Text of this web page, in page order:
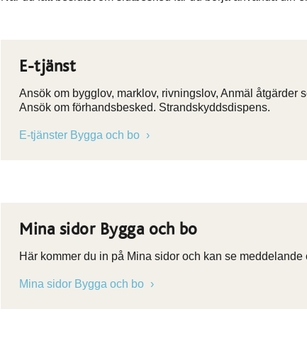
E-tjänst
Ansök om bygglov, marklov, rivningslov, Anmäl åtgärder
Ansök om förhandsbesked. Strandskyddsdispens.
E-tjänster Bygga och bo
Mina sidor Bygga och bo
Här kommer du in på Mina sidor och kan se
Mina sidor Bygga och bo